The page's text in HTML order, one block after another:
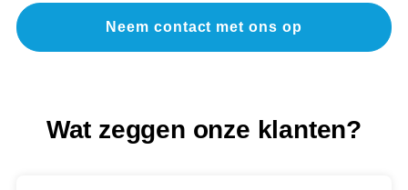
Neem contact met ons op
Wat zeggen onze klanten?